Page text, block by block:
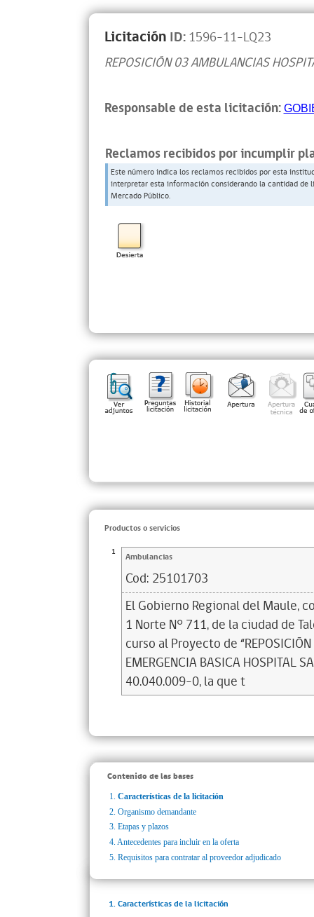
Licitación ID:1596-11-LQ23
REPOSICIÓN 03 AMBULANCIAS
Responsable de esta licitación:
Reclamos recibidos por incumplir
Este número indica los reclamos recibidos por esta
interpretar esta información considerando la cantidad
Mercado Público.
Productos o servicios
1 Ambulancias
Cod: 25101703
El Gobierno Regional del Maule,
1 Norte N° 711, de la ciudad de
curso al Proyecto de
EMERGENCIA BASICA HOSPITAL
40.040.009-0, la que t
Contenido de las bases
1. Características de la licitación
2. Organismo demandante
3. Etapas y plazos
4. Antecedentes para incluir en la oferta
5. Requisitos para contratar al proveedor adjudicado
1. Características de la licitación